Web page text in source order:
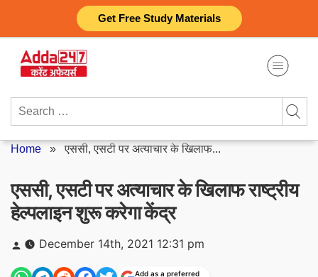
Get Free Study Materials
content
Search
Home »एससी, एसटी पर अत्याचार के खिलाफ...
एससी, एसटी पर अत्याचार के खिलाफ राष्ट्रीय
हेल्पलाइन शुरू करेगा केंद्र
Posted
by
December 14th, 2021 12:31 pm
Add as a preferred